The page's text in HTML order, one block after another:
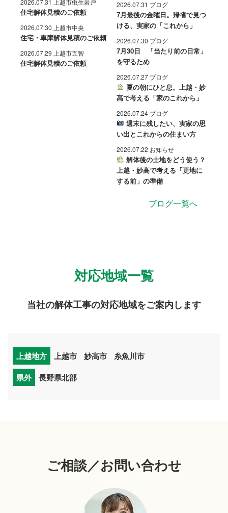
2026.07.31 上越市虫生岩戸
住宅解体見積のご依頼
2026.07.30 上越市中央
住宅・車庫解体見積のご依頼
2026.07.29 上越市五智
住宅解体見積のご依頼
2026.07.31 ブログ
7月最後の金曜日。帰省で見つ
ける、実家の「これから」
2026.07.30 ブログ
7月30日 「当たり前の日常」
を守るため
2026.07.27 ブログ
夏の朝にひと息。上越・妙
高で考える「家のこれから」
2026.07.24 ブログ
週末に残したい、実家の思
い出とこれからの住まい方
2026.07.22 お知らせ
解体後の土地をどう使う？
上越・妙高で考える「更地に
する前」の準備
ブログ一覧へ
対応地域一覧
当社の解体工事の対応地域をご案内します
上越地方 上越市 妙高市
糸魚川市
県外
長野県北部
ご相談／お問い合わせ